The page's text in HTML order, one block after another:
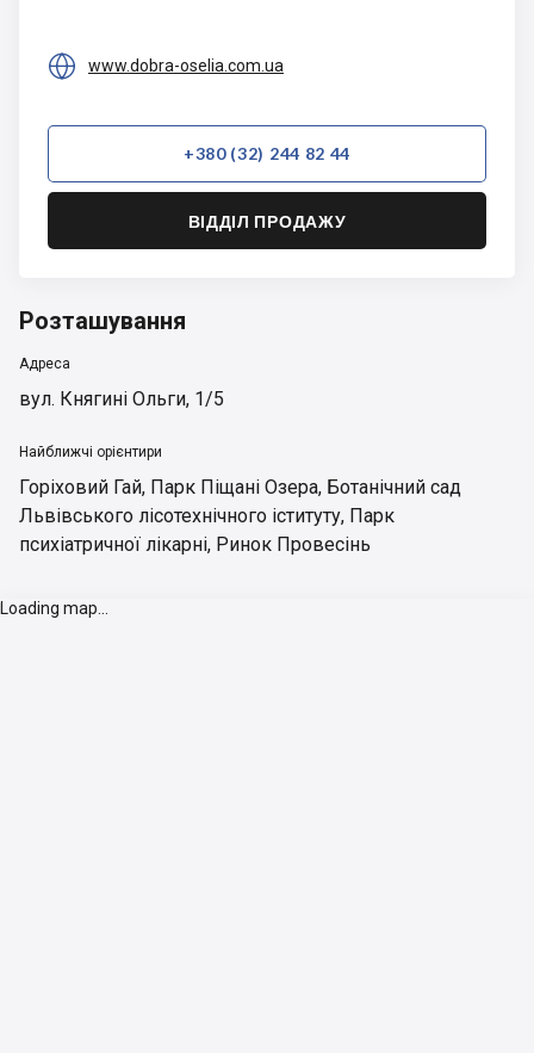
 www.dobra-oselia.com.ua
+380 (32) 244 82 44
ВІДДІЛ ПРОДАЖУ
Розташування
Адреса
вул. Княгині Ольги, 1/5
Найближчі орієнтири
Горіховий Гай, Парк Піщані Озера, Ботанічний сад
Львівського лісотехнічного іституту, Парк
психіатричної лікарні, Ринок Провесінь
Loading map...